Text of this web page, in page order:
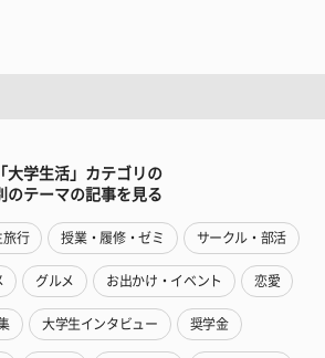
「大学生活」カテゴリの
のテーマの記事を見る
旅行 授業・履修・ゼミ サークル・部活
グルメ お出かけ・イベント 恋愛
大学生インタビュー 奨学金